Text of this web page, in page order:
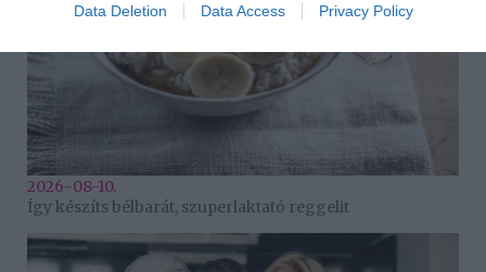
Data Deletion Data Access Privacy Policy
2026-08-10.
Így készíts bélbarát, szuperlaktató reggelit